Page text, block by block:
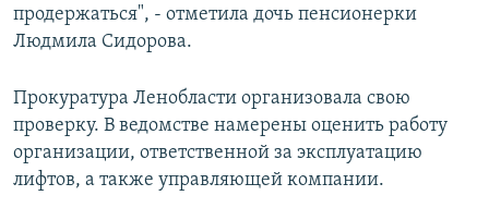
продержаться", - отметила дочь пенсионерки
Людмила Сидорова.
Прокуратура Ленобласти организовала свою
проверку. В ведомстве намерены оценить работу
организации, ответственной за эксплуатацию
лифтов, а также управляющей компании.